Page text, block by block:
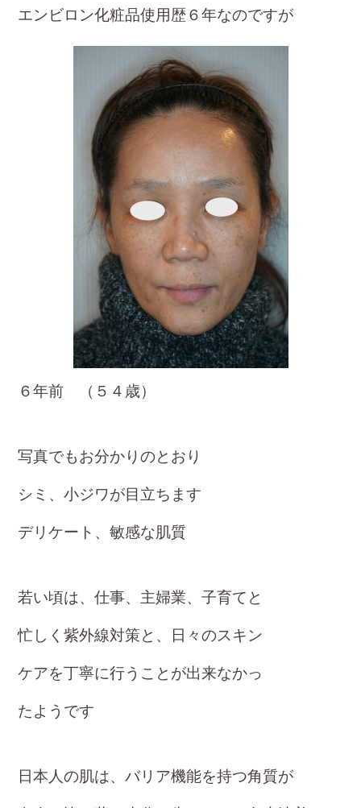
エンビロン化粧品使用歴６年なのですが
６年前 （５４歳）
写真でもお分かりのとおり
シミ、小ジワが目立ちます
デリケート、敏感な肌質
若い頃は、仕事、主婦業、子育てと
忙しく紫外線対策と、日々のスキン
ケアを丁寧に行うことが出来なかっ
たようです
日本人の肌は、バリア機能を持つ角質が